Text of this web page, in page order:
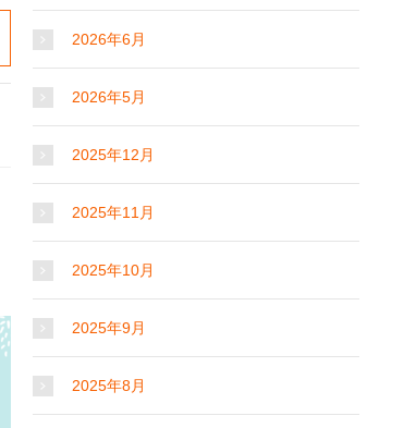
2026年6月
2026年5月
2025年12月
2025年11月
2025年10月
2025年9月
2025年8月